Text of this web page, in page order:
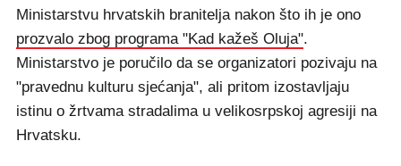
Ministarstvu hrvatskih branitelja nakon što ih je ono
prozvalo zbog programa "Kad kažeš Oluja".
Ministarstvo je poručilo da se organizatori pozivaju na
"pravednu kulturu sjećanja", ali pritom izostavljaju
istinu o žrtvama stradalima u velikosrpskoj agresiji na
Hrvatsku.